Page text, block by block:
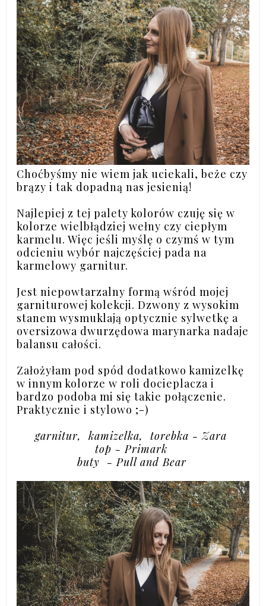
Choćbyśmy nie wiem jak uciekali, beże czy
brązy i tak dopadną nas jesienią!
Najlepiej z tej palety kolorów czuję się w
kolorze wielbłądziej wełny czy ciepłym
karmelu. Więc jeśli myślę o czymś w tym
odcieniu wybór najczęściej pada na
karmelowy garnitur.
Jest niepowtarzalny formą wśród mojej
garniturowej kolekcji. Dzwony z wysokim
stanem wysmuklają optycznie sylwetkę a
oversizowa dwurzędowa marynarka nadaje
balansu całości.
Założyłam pod spód dodatkowo kamizelkę
w innym kolorze w roli docieplacza i
bardzo podoba mi się takie połączenie.
Praktycznie i stylowo ;-)
garnitur, kamizelka, torebka - Zara
top - Primark
buty - Pull and Bear